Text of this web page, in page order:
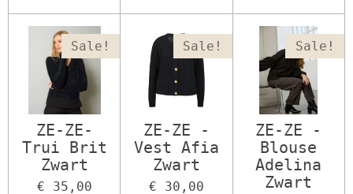
Sale!
ZE-ZE-
Trui Brit
Zwart
€ 35,00
Sale!
ZE-ZE -
Vest Afia
Zwart
€ 30,00
Sale!
ZE-ZE -
Blouse
Adelina
Zwart